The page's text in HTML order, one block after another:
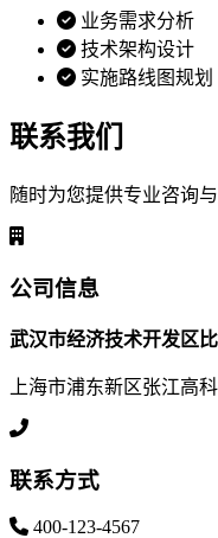
业务需求分析
技术架构设计
实施路线图规划
联系我们
随时为您提供专业咨询
公司信息
武汉市经济技术开发区
上海市浦东新区张江高
联系方式
400-123-4567